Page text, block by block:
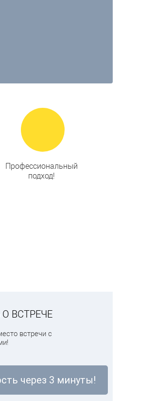
Профессиональный
подход!
ВСТРЕЧЕ
встречи с
через 3 минуты!